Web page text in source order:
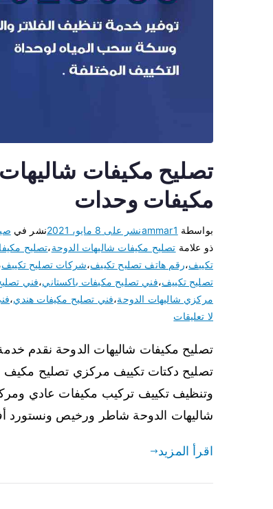
مكيفات وحدات
بواسطة ammar1نشر على 8 مايو، 2021 نشر في
ذو علامة تصليح مكيفات شاليهات الدوحة،تصليح
تكييف،رقم هاتف تصليح تكييف،شركات تصليح تكييف
تصليح تكييف،فني تصليح مكيفات باكستاني،فني
مركزي شاليهات الدوحة،فني تصليح مكيفات هندي،
لا تعليقات
تصليح دكتات تكييف مركزي تصليح مكيف
وتنظيف تكييف تركيب مكيفات عادي
شاليهات الدوحة شاطر ورخيص ونستورد
اقرأ المزيد